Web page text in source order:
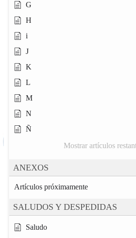
G
H
i
J
K
L
M
N
Ñ
Mostrar artículos
ANEXOS
Artículos próximamente
SALUDOS Y DESPEDIDAS
Saludo